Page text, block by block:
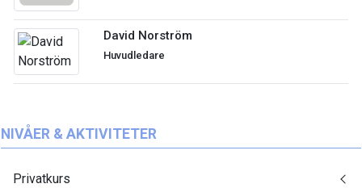
David Norström
Huvudledare
NIVÅER & AKTIVITETER
Privatkurs